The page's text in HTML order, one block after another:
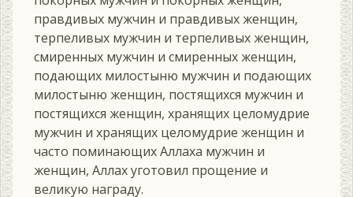
правдивых мужчин и правдивых женщин,
терпеливых мужчин и терпеливых женщин,
смиренных мужчин и смиренных женщин,
подающих милостыню мужчин и подающих
милостыню женщин, постящихся мужчин и
постящихся женщин, хранящих целомудрие
мужчин и хранящих целомудрие женщин и
часто поминающих Аллаха мужчин и
женщин, Аллах уготовил прощение и
великую награду.